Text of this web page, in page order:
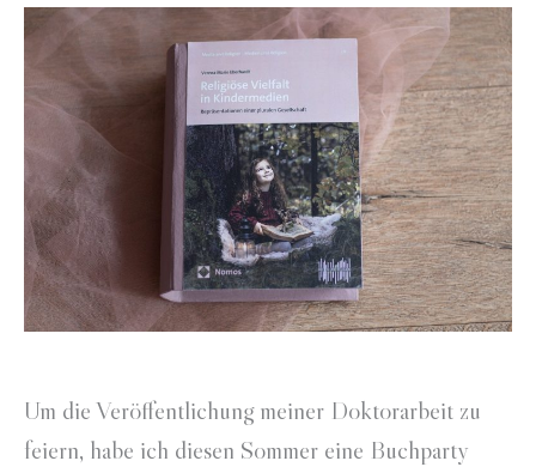
Um die Veröffentlichung meiner Doktorarbeit zu
feiern, habe ich diesen Sommer eine Buchparty